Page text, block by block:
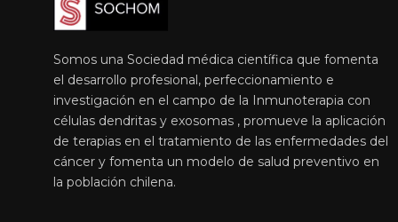
Somos una Sociedad médica científica que fomenta
el desarrollo profesional, perfeccionamiento e
investigación en el campo de la Inmunoterapia con
células dendritas y exosomas , promueve la aplicación
de terapias en el tratamiento de las enfermedades del
cáncer y fomenta un modelo de salud preventivo en
la población chilena.